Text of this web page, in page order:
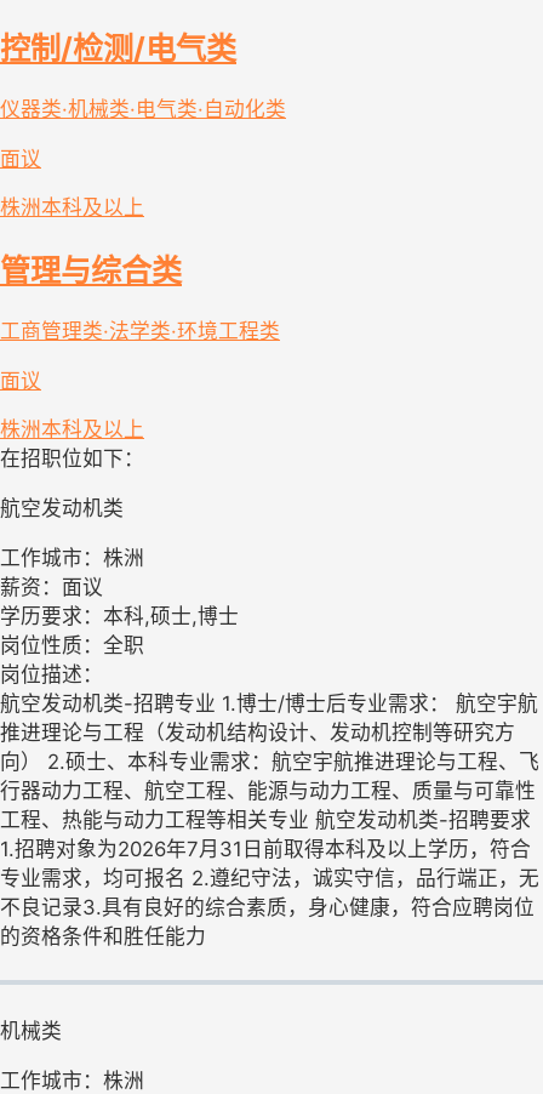
控制/检测/电气类
仪器类·机械类·电气类·自动化类
面议
株洲本科及以上
管理与综合类
工商管理类·法学类·环境工程类
面议
株洲本科及以上
在招职位如下：
航空发动机类
工作城市：株洲
薪资：面议
学历要求：本科,硕士,博士
岗位性质：全职
岗位描述：
航空发动机类-招聘专业 1.博士/博士后专业需求： 航空宇航
推进理论与工程（发动机结构设计、发动机控制等研究方
向） 2.硕士、本科专业需求：航空宇航推进理论与工程、飞
行器动力工程、航空工程、能源与动力工程、质量与可靠性
工程、热能与动力工程等相关专业 航空发动机类-招聘要求
1.招聘对象为2026年7月31日前取得本科及以上学历，符合
专业需求，均可报名 2.遵纪守法，诚实守信，品行端正，无
不良记录3.具有良好的综合素质，身心健康，符合应聘岗位
的资格条件和胜任能力
机械类
工作城市：株洲